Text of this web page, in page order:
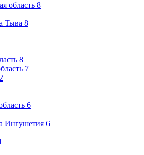
область 8
Тыва 8
8
7
2
6
Ингушетия 6